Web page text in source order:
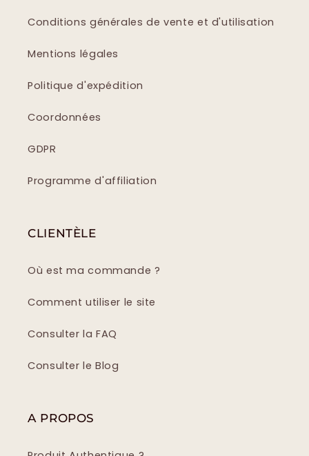
Conditions générales de vente et d'utilisation
Mentions légales
Politique d'expédition
Coordonnées
GDPR
Programme d'affiliation
CLIENTÈLE
Où est ma commande ?
Comment utiliser le site
Consulter la FAQ
Consulter le Blog
A PROPOS